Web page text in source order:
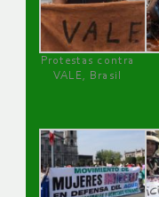
Protestas contra
VALE, Brasil